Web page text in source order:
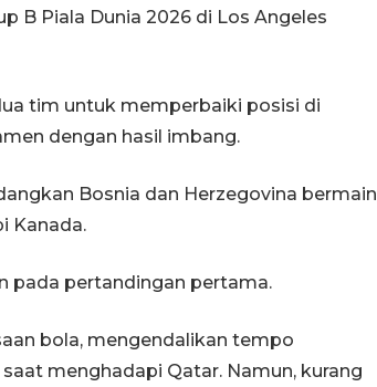
B Piala Dunia 2026 di Los Angeles
tim untuk memperbaiki posisi di
dengan hasil imbang.
Bosnia dan Herzegovina bermain
Kanada.
pada pertandingan pertama.
bola, mengendalikan tempo
menghadapi Qatar. Namun, kurang